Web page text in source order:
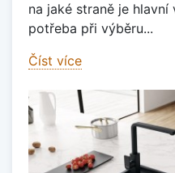
na jaké straně je hlavní
potřeba při výběru...
Číst více